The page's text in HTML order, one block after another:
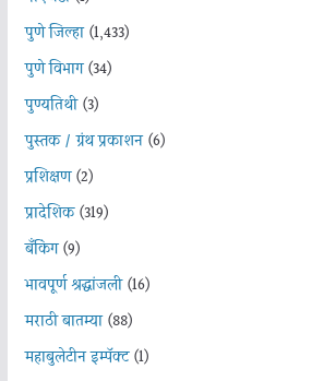
पुणे जिल्हा(1,433)
पुणे विभाग(34)
पुण्यतिथी(3)
पुस्तक / ग्रंथ प्रकाशन(6)
प्रशिक्षण(2)
प्रादेशिक(319)
बँकिंग(9)
भावपूर्ण श्रद्धांजली(16)
मराठी बातम्या(88)
महाबुलेटीन इम्पॅक्ट(1)